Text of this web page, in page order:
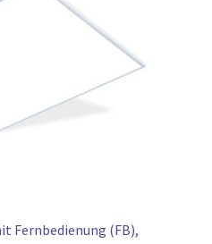
Fernbedienung (FB),